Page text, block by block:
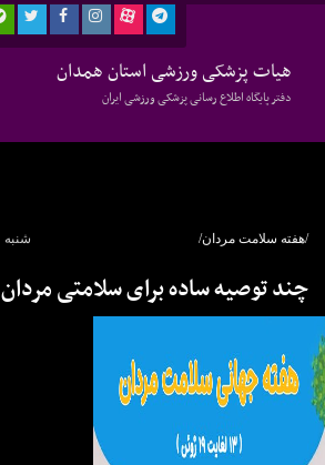
هیات پزشکی ورزشی استان همدان
دفتر پایگاه اطلاع رسانی پزشکی ورزشی ایران
شنبه ۳۰ خرداد ۱۴۰۵ - ۱۶:۳۳ /هفته سلامت مردان/
چند توصیه ساده برای سلامتی مردان